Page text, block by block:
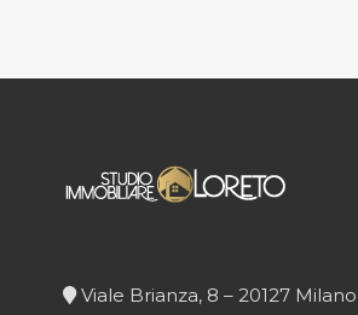
Viale Brianza, 8 – 20127